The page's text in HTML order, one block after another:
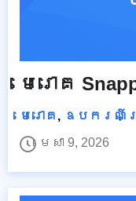
មេរោគ
មេរោគ , ឧបករណ៍
មេសា 9, 2026